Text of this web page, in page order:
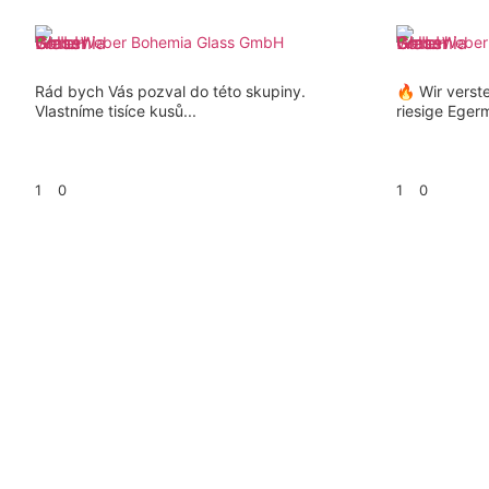
Weber Bohemia Glass GmbH
Rád bych Vás pozval do této skupiny.
Vlastníme tisíce kusů...
1 0
🔥 Wir
riesige
1 0